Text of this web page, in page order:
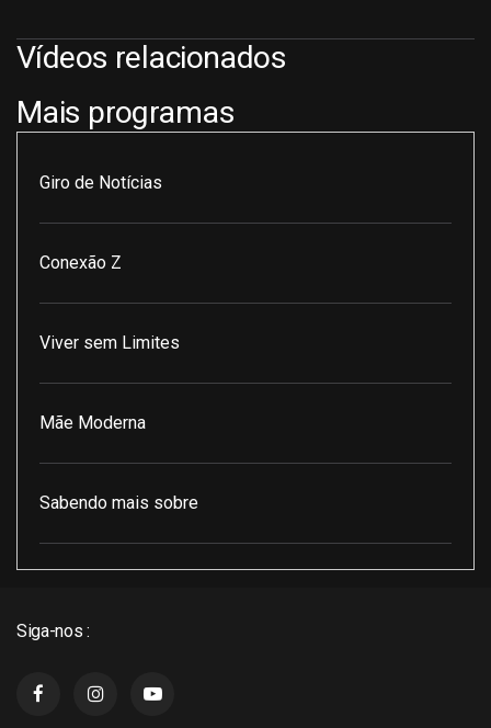
Vídeos relacionados
Mais programas
Giro de Notícias
Conexão Z
Viver sem Limites
Mãe Moderna
Sabendo mais sobre
Siga-nos :